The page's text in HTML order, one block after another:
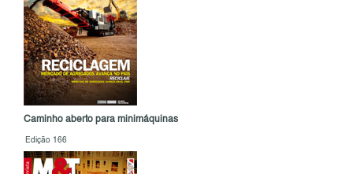
Caminho aberto para minimáquinas
Edição 166